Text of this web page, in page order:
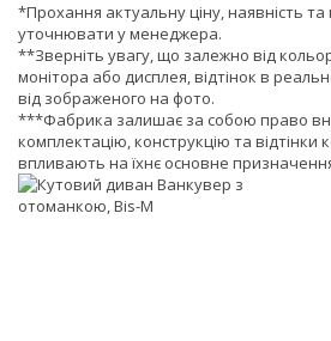
*Прохання актуальну ціну, наявність
уточнювати у менеджера.
**Зверніть увагу, що залежно від
монітора або дисплея, відтінок в
від зображеного на фото.
***Фабрика залишає за собою право
комплектацію, конструкцію та відтінки
впливають на їхнє основне